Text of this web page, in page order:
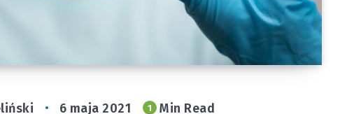
6 maja 2021 1 Min Read